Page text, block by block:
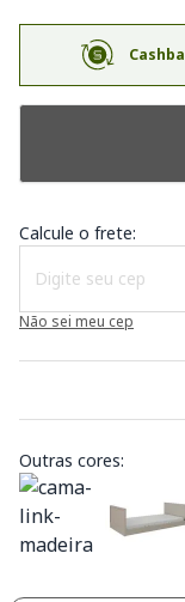
Calcule o frete:
Não sei meu cep
Outras cores: